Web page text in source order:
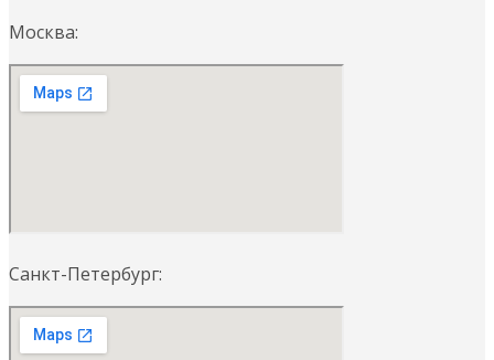
Москва:
Санкт-Петербург: